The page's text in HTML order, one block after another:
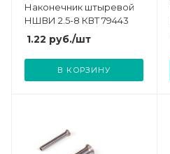
Наконечник штыревой
НШВИ 2.5-8 КВТ 79443
1.22 руб./шт
В КОРЗИНУ